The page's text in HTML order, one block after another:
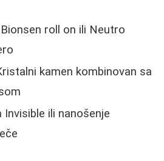
roll on ili Neutro
kamen kombinovan sa
Invisible ili nanošenje